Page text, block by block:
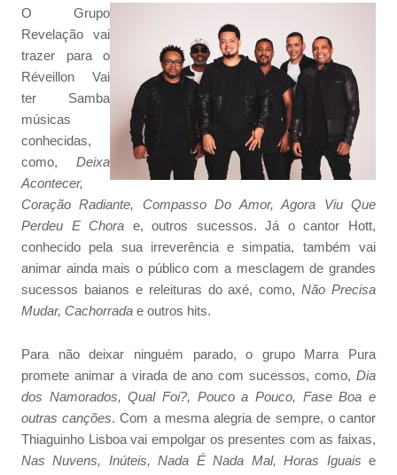
O Grupo
Revelação vai
trazer para o
Réveillon Vai
ter Samba
músicas
conhecidas,
como, Deixa
Acontecer,
Coração Radiante, Compasso Do Amor, Agora Viu Que
Perdeu E Chora e, outros sucessos. Já o cantor Hott,
conhecido pela sua irreverência e simpatia, também vai
animar ainda mais o público com a mesclagem de grandes
sucessos baianos e releituras do axé, como,Não Precisa
Mudar, Cachorrada e outros hits.
Para não deixar ninguém parado, o grupo Marra Pura
promete animar a virada de ano com sucessos, como, Dia
dos Namorados, Qual Foi?, Pouco a Pouco, Fase Boa e
outras canções. Com a mesma alegria de sempre, o cantor
Thiaguinho Lisboa vai empolgar os presentes com as faixas,
Nas Nuvens, Inúteis, Nada É Nada Mal, Horas Iguais e